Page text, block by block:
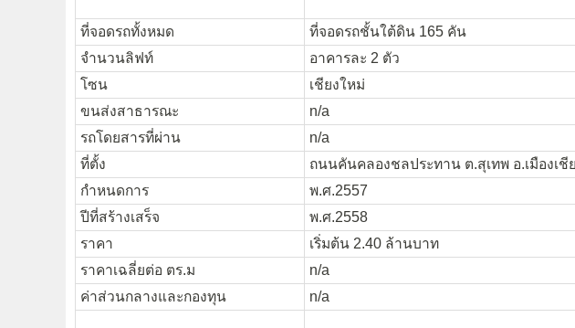
ที่จอดรถทั้งหมด
ที่จอดรถชั้นใต้ดิน 165 คัน
จำนวนลิฟท์
อาคารละ 2 ตัว
โซน
เชียงใหม่
ขนส่งสาธารณะ
n/a
รถโดยสารที่ผ่าน
n/a
ที่ตั้ง
ถนนคันคลองชลประทาน ต.สุเทพ อ.เมืองเชี
กำหนดการ
พ.ศ.2557
ปีที่สร้างเสร็จ
พ.ศ.2558
ราคา
เริ่มต้น 2.40 ล้านบาท
ราคาเฉลี่ยต่อ ตร.ม
n/a
ค่าส่วนกลางและกองทุน
n/a